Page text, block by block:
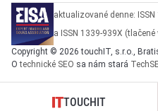
aktualizované denne:
a ISSN 1339-939X (tlačené
Copyright © 2026 touchIT, s.r.o.,
Otechnické SEO sa nám stará
TOUCHIT